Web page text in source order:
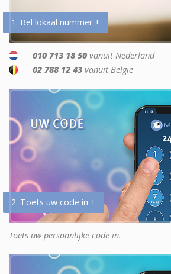
1. Bel lokaal nummer +
010 713 18 50 vanuit Nederland
02 788 12 43 vanuit België
2. Toets uw code in +
Toets uw persoonlijke code in.